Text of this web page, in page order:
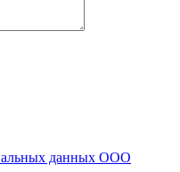
данных ООО